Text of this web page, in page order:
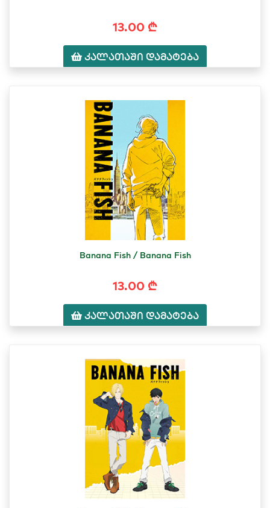
13.00 ₾
კალათაში დამატება
Banana Fish / Banana Fish
13.00 ₾
კალათაში დამატება